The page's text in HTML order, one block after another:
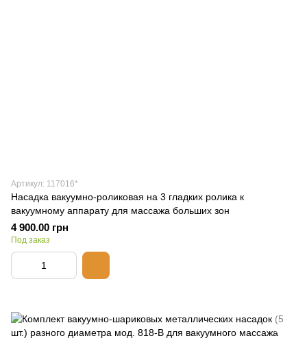
Артикул: 117016*
Насадка вакуумно-роликовая на 3 гладких ролика к
вакуумному аппарату для массажа больших зон
4 900.00 грн
Под заказ